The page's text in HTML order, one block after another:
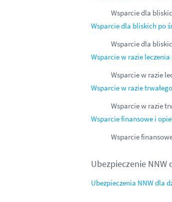
Wsparcie dla
Wsparcie dla bliskich po
Wsparcie dla
Wsparcie w razie
Wsparcie w razie
Wsparcie w razie
Wsparcie w razie
Wsparcie finansowe i
Wsparcie
Ubezpieczenie NNW
Ubezpieczenia NNW dla